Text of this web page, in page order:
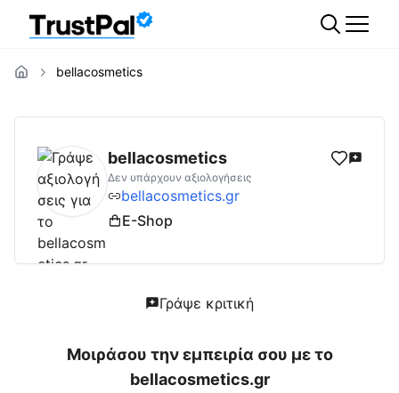
bellacosmetics
bellacosmetics.grΑξιολογήσεις | Δες
bellacosmetics
Δεν υπάρχουν αξιολογήσεις
bellacosmetics.gr
E-Shop
Γράψε κριτική
Μοιράσου την εμπειρία σου με το
bellacosmetics.gr